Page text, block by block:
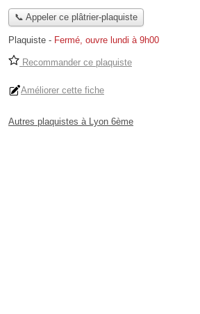
📞 Appeler ce plâtrier-plaquiste
Plaquiste - Fermé, ouvre lundi à 9h00
Recommander ce plaquiste
Améliorer cette fiche
Autres plaquistes à Lyon 6ème